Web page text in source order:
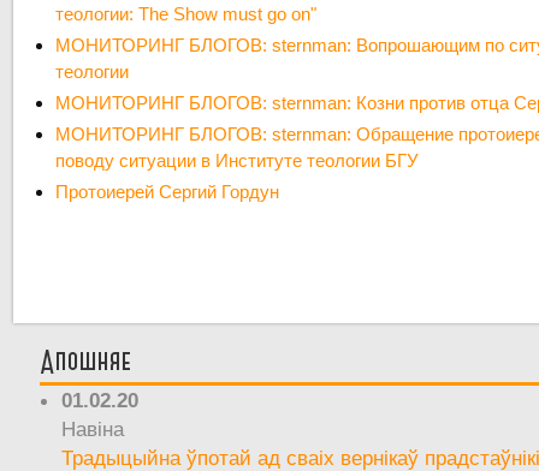
теологии: The Show must go on"
МОНИТОРИНГ БЛОГОВ: sternman: Вопрошающим по
теологии
МОНИТОРИНГ БЛОГОВ: sternman: Козни против отца
МОНИТОРИНГ БЛОГОВ: sternman: Обращение
поводу ситуации в Институте теологии БГУ
Протоиерей Сергий Гордун
Апошняе
01.02.20
Навіна
Традыцыйна ўпотай ад сваіх вернікаў